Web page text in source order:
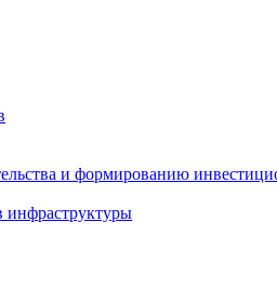
и формированию
инфраструктуры